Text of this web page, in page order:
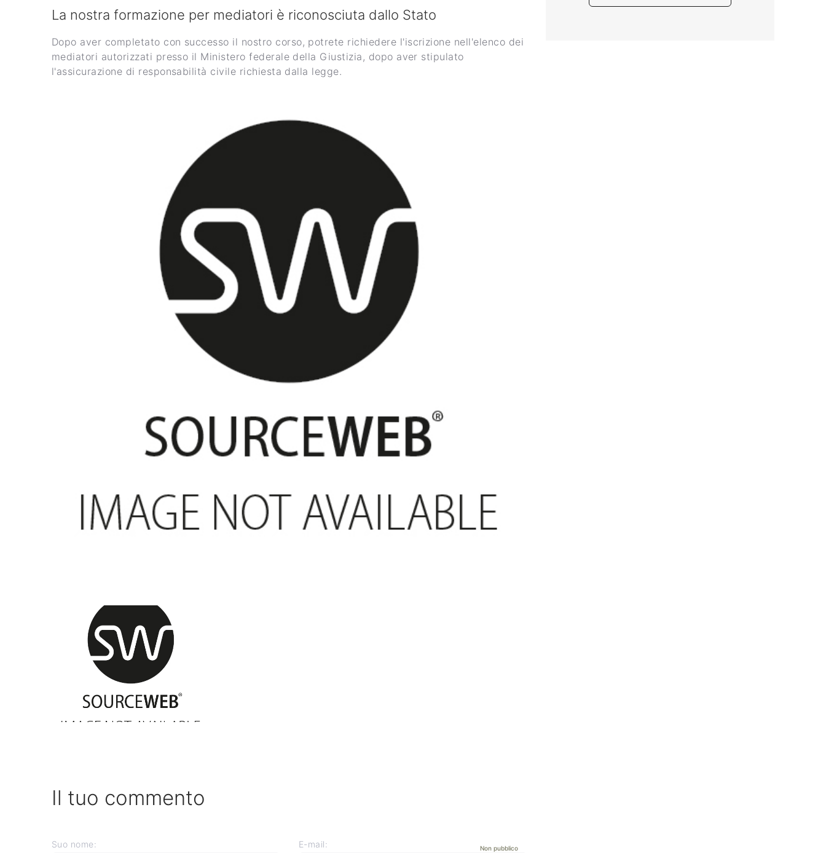
La nostra formazione per mediatori è riconosciuta dallo Stato
Dopo aver completato con successo il nostro corso, potrete richiedere l'iscrizione nell'elenco dei
mediatori autorizzati presso il Ministero federale della Giustizia, dopo aver stipulato
l'assicurazione di responsabilità civile richiesta dalla legge.
Il tuo commento
Suo nome: E-mail: Non pubblico